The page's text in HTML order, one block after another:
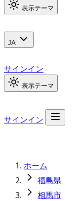
表示テーマ
JA
サインイン
表示テーマ
サインイン
ホーム
福島県
相馬市